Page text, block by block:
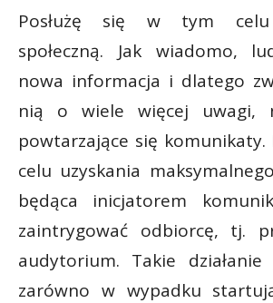
Posłużę się w tym celu
społeczną. Jak wiadomo,
nowa informacja i dlatego
nią o wiele więcej uwagi,
powtarzające się
celu uzyskania
będąca inicjatorem
zaintrygować odbiorcę, tj.
audytorium. Takie działanie
zarówno w wypadku